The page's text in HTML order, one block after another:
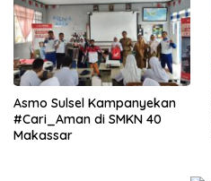
Asmo Sulsel Kampanyekan
#Cari_Aman di SMKN 40
Makassar